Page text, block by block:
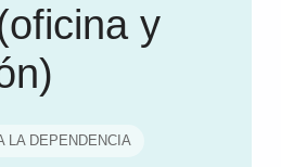
y
LA DEPENDENCIA